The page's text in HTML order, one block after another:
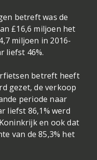
betreft was de
£16,6 miljoen het
miljoen in 2016-
liefst 46%.
betreft heeft
gezet, de verkoop
periode naar
liefst 86,1% werd
en ook dat
van de 85,3% het